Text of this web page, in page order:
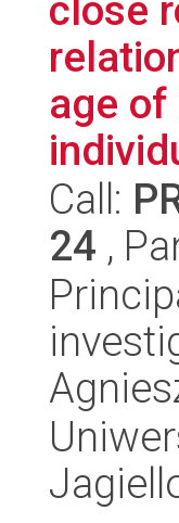
close
age of
Call:
24 ,